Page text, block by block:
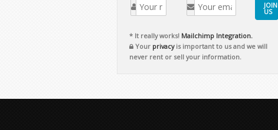
JOIN
US
* It really works! Mailchimp Integration.
Your privacyis important to us and we will
never rent or sell your information.